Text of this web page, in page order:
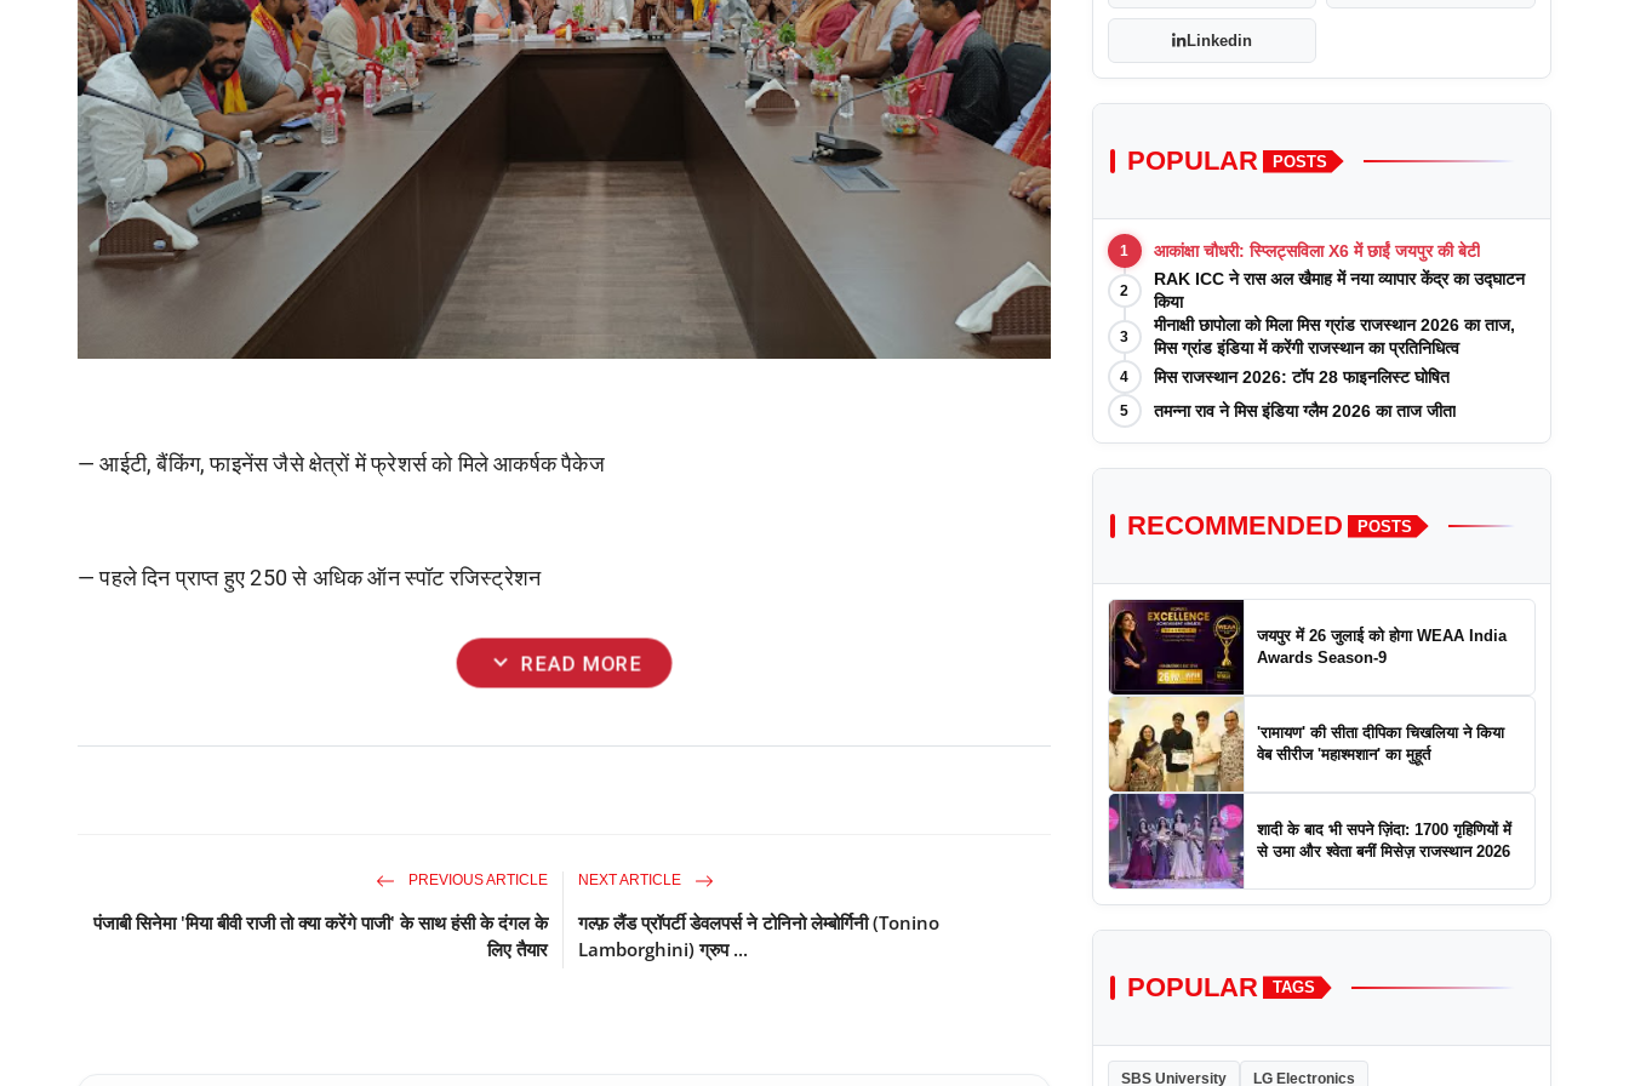
— आईटी, बैंकिंग, फाइनेंस जैसे क्षेत्रों में फ्रेशर्स को मिले आकर्षक पैकेज
— पहले दिन प्राप्त हुए 250 से अधिक ऑन स्पॉट रजिस्ट्रेशन
expand_more READ MORE
PREVIOUS ARTICLE
पंजाबी सिनेमा 'मिया बीवी राजी तो क्या करेंगे पाजी' के साथ हंसी के दंगल के
लिए तैयार
NEXT ARTICLE
गल्फ़ लैंड प्रॉपर्टी डेवलपर्स ने टोनिनो लेम्बोर्गिनी (Tonino
Lamborghini) ग्रुप ...
Linkedin
POPULAR POSTS
1 आकांक्षा चौधरी: स्प्लिट्सविला X6 में छाईं जयपुर की बेटी
2
RAK ICC ने रास अल खैमाह में नया व्यापार केंद्र का उद्घाटन
किया
3
मीनाक्षी छापोला को मिला मिस ग्रांड राजस्थान 2026 का ताज,
मिस ग्रांड इंडिया में करेंगी राजस्थान का प्रतिनिधित्व
4 मिस राजस्थान 2026: टॉप 28 फाइनलिस्ट घोषित
5 तमन्ना राव ने मिस इंडिया ग्लैम 2026 का ताज जीता
RECOMMENDED POSTS
जयपुर में 26 जुलाई को होगा WEAA India
Awards Season-9
'रामायण' की सीता दीपिका चिखलिया ने किया
वेब सीरीज 'महाश्मशान' का मुहूर्त
शादी के बाद भी सपने ज़िंदा: 1700 गृहिणियों में
से उमा और श्वेता बनीं मिसेज़ राजस्थान 2026
POPULAR TAGS
SBS University LG Electronics